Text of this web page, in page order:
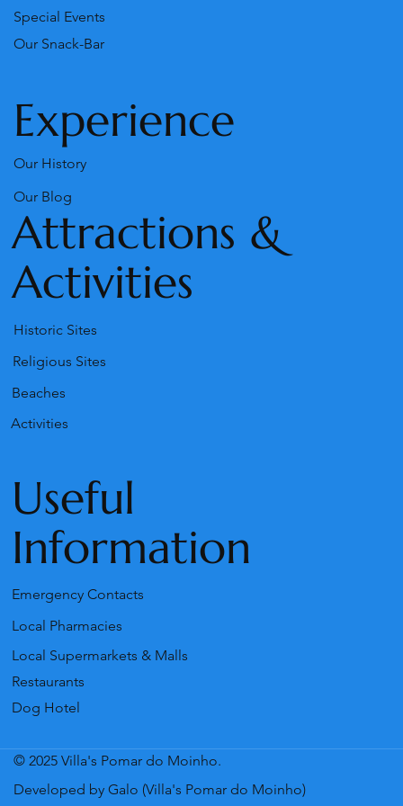
Our Snack-Bar
Special Events
Experience
Our History
Our Blog
Attractions &
Activities
Historic Sites
Religious Sites
Beaches
Activities
Useful
Information
Emergency Contacts
Local Pharmacies
Local Supermarkets & Malls
Restaurants
Dog Hotel
© 2025 Villa's Pomar do Moinho.
Developed by Galo (Villa's Pomar do Moinho)